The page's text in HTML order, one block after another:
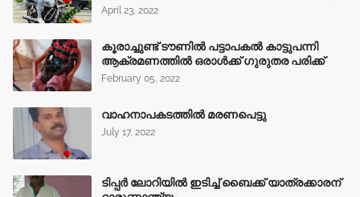
April 23, 2022
കൂരാച്ചുണ്ട് ടൗണിൽ പട്ടാപകൽ കാട്ടുപന്നി
ആക്രമണത്തിൽ ഒരാൾക്ക് ഗുരുതര പരിക്ക്
February 05, 2022
വാഹനാപകടത്തിൽ മരണപെട്ടു
July 17, 2022
ടിപ്പർ ലോറിയിൽ ഇടിച്ച് ബൈക്ക് യാത്രക്കാരന്